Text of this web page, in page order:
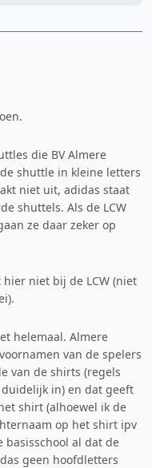
die BV Almere
shuttle in kleine letters
niet uit, adidas staat
shuttels. Als de LCW
ze daar zeker op
niet bij de LCW (niet
helemaal. Almere
van de spelers
van de shirts (regels
in) en dat geeft
shirt (alhoewel ik de
op het shirt ipv
basisschool al dat de
geen hoofdletters